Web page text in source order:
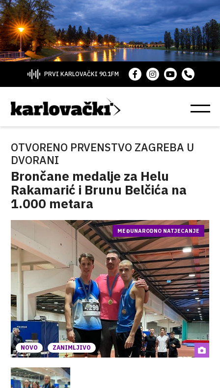
PRVI KARLOVAČKI 90.1FM
OTVORENO PRVENSTVO ZAGREBA U
DVORANI
Brončane medalje za Helu
Rakamarić i Brunu Belčića na
1.000 metara
NOVO ZANIMLJIVO
MEĐUNARODNO NATJECANJE